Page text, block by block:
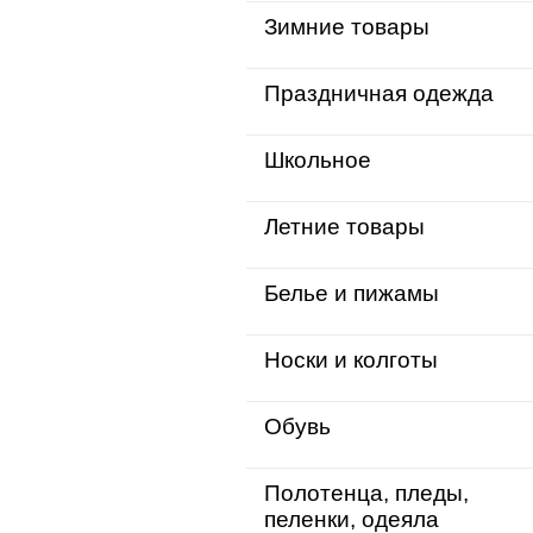
Зимние товары
Праздничная одежда
Школьное
Летние товары
Белье и пижамы
Носки и колготы
Обувь
Полотенца, пледы,
пеленки, одеяла